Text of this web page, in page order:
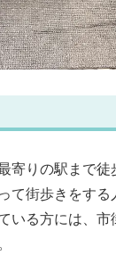
寄りの駅まで徒
て街歩きをする
いる方には、市